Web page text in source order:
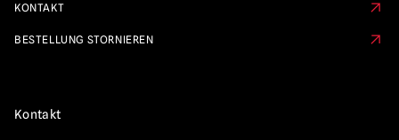
KONTAKT
BESTELLUNG STORNIEREN
Kontakt